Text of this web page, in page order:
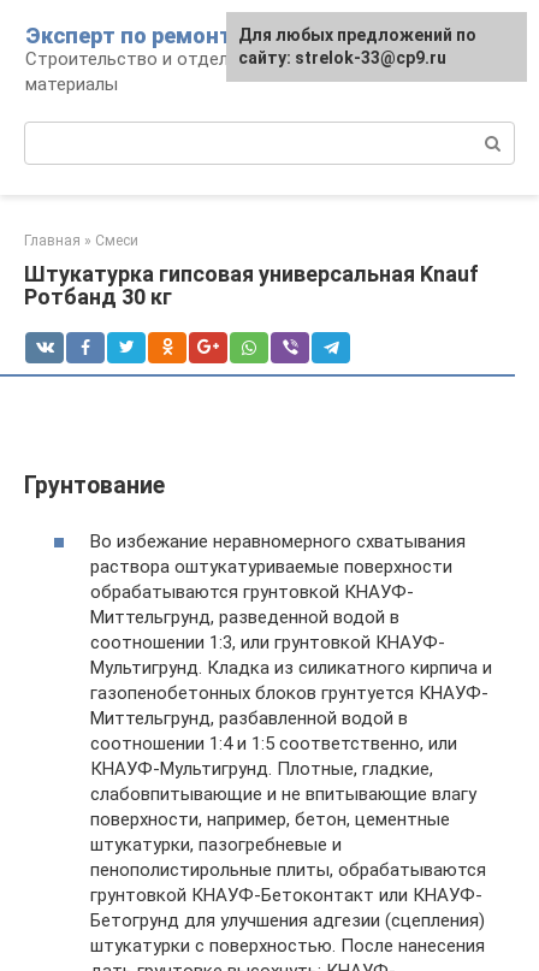
контенту
Эксперт по ремонту
Строительство и отделка: работы и
материалы
Главная » Смеси
Штукатурка гипсовая универсальная Knauf
Ротбанд 30 кг
Грунтование
Во избежание неравномерного схватывания
раствора оштукатуриваемые поверхности
обрабатываются грунтовкой КНАУФ-
Миттельгрунд, разведенной водой в
соотношении 1:3, или грунтовкой КНАУФ-
Мультигрунд. Кладка из силикатного кирпича и
газопенобетонных блоков грунтуется КНАУФ-
Миттельгрунд, разбавленной водой в
соотношении 1:4 и 1:5 соответственно, или
КНАУФ-Мультигрунд. Плотные, гладкие,
слабовпитывающие и не впитывающие влагу
поверхности, например, бетон, цементные
штукатурки, пазогребневые и
пенополистирольные плиты, обрабатываются
грунтовкой КНАУФ-Бетоконтакт или КНАУФ-
Бетогрунд для улучшения адгезии (сцепления)
штукатурки с поверхностью. После нанесения
Для любых предложений по
сайту: strelok-33@cp9.ru
Для любых предложений по
сайту: strelok-33@cp9.ru